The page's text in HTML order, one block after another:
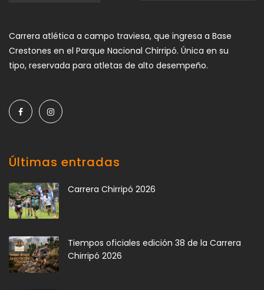
Carrera atlética a campo traviesa, que ingresa a Base
Crestones en el Parque Nacional Chirripó. Única en su
tipo, reservada para atletas de alto desempeño.
Últimas entradas
Carrera Chirripó 2026
Tiempos oficiales edición 38 de la Carrera
Chirripó 2026